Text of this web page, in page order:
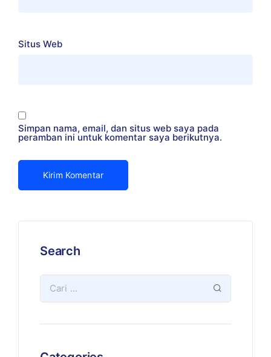
Situs Web
Simpan nama, email, dan situs web saya pada
peramban ini untuk komentar saya berikutnya.
Search